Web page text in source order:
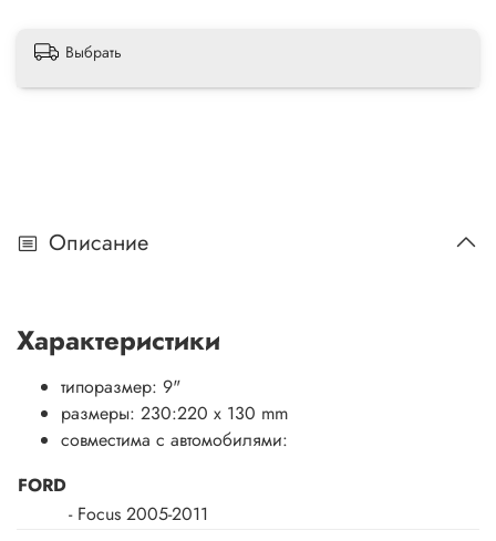
Выбрать
Описание
Характеристики
типоразмер: 9"
размеры: 230:220 x 130 mm
совместима с автомобилями:
FORD
- Focus 2005-2011